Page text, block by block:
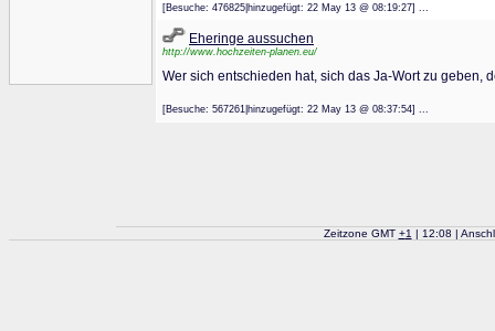
[Besuche: 476825|hinzugefügt: 22 May 13 @ 08:19:27] ...
Eheringe aussuchen
http://www.hochzeiten-planen.eu/
Wer sich entschieden hat, sich das Ja-Wort zu geben,
[Besuche: 567261|hinzugefügt: 22 May 13 @ 08:37:54] ...
Zeitzone GMT +1 | 12:08 |